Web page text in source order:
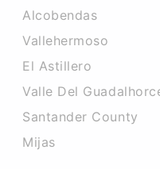
Alcobendas
Vallehermoso
El Astillero
Valle Del
Santander County
Mijas